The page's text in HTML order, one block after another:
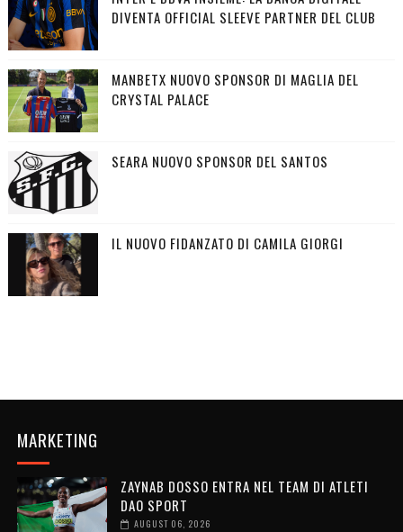
DIVENTA OFFICIAL SLEEVE PARTNER DEL CLUB
MANBETX NUOVO SPONSOR DI MAGLIA DEL
CRYSTAL PALACE
SEARA NUOVO SPONSOR DEL SANTOS
IL NUOVO FIDANZATO DI CAMILA GIORGI
MARKETING
ZAYNAB DOSSO ENTRA NEL TEAM DI ATLETI
DAO SPORT
AUGUST 06, 2026